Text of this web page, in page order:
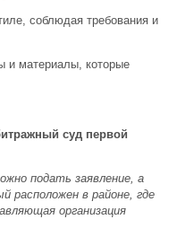
соблюдая требования и
и материалы, которые
суд первой
подать заявление, а
расположен в районе, где
организация